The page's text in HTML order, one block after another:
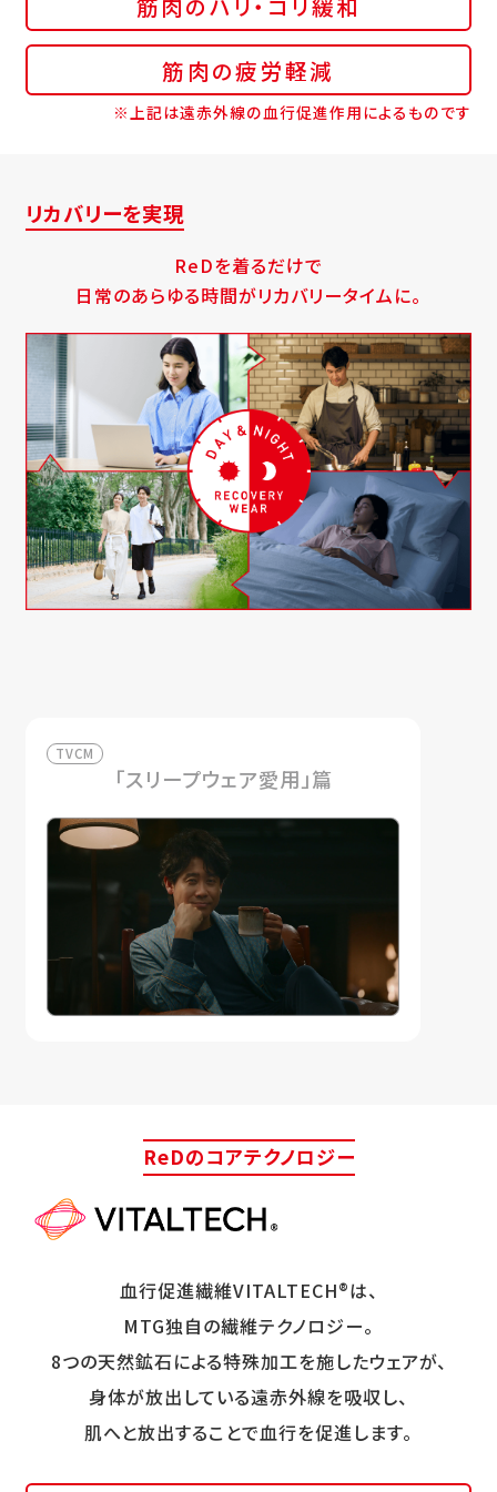
筋肉の疲労軽減
※上記は遠赤外線の血行促進作用によるものです
リカバリーを実現
ReDを着るだけで
日常のあらゆる時間がリカバリータイムに。
TVCM
「スリープウェア愛用」篇
ReDのコアテクノロジー
血行促進繊維VITALTECH®は、
MTG独自の繊維テクノロジー。
8つの天然鉱石による特殊加工を施したウェアが、
身体が放出している遠赤外線を吸収し、
肌へと放出することで血行を促進します。